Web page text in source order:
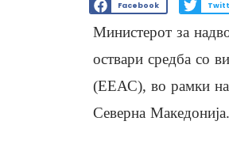
Facebook
Министерот за
оствари средба со
(ЕЕАС), во рамки на
Северна Македонија.